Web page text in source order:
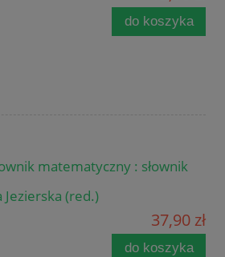
do koszyka
matematyczny : słownik
(red.)
37,90 zł
do koszyka